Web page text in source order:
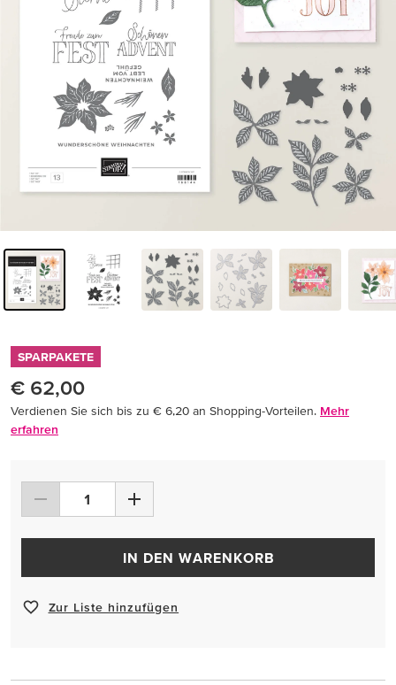
SPARPAKETE
€ 62,00
Verdienen Sie sich bis zu € 6,20 an Shopping-Vorteilen. Mehr
erfahren
IN DEN WARENKORB
Zur Liste hinzufügen